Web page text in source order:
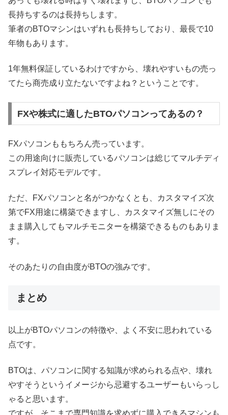
長持ちするのは長持ちします。
筆者のBTOマシンはいずれも長持ちしており、最長で10
年物もあります。
1年無料保証しているわけですから、壊れやすいもの売っ
てたら商売成り立たないですよね？ということです。
FXや株式に適したBTOパソコンってあるの？
FXパソコンももちろん売っています。
この用途向けに販売しているパソコンは総じてマルチディ
スプレイ対応モデルです。
ただ、FXパソコンと名がつかなくとも、カスタマイズ次
第でFX用途に構築できますし、カスタマイズ無しにその
まま購入してもマルチモニターを構築できるものもありま
す。
そのあたりの自由度がBTOの強みです。
まとめ
以上がBTOパソコンの特徴や、よく不安に思われている
点です。
BTOは、パソコンに関する知識が求められる点や、壊れ
やすそうというイメージから忌避するユーザーもいらっし
ゃると思います。
ですが、そこまで専門知識を求めずに購入できるマシンも